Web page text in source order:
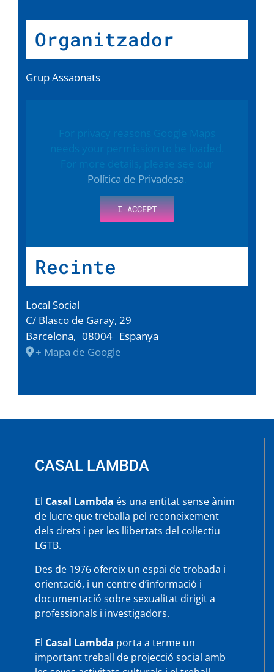
Organitzador
Grup Assaonats
Recinte
Local Social
C/ Blasco de Garay, 29
Barcelona, 08004 Espanya
+ Mapa de Google
For privacy reasons Google Maps
needs your permission to be loaded.
For more details, please see our
Política de Privadesa
I ACCEPT
CASAL LAMBDA
El Casal Lambda és una entitat sense ànim
de lucre que treballa pel reconeixement
dels drets i per les llibertats del col·lectiu
LGTB.
Des de 1976 ofereix un espai de trobada i
orientació, i un centre d’informació i
documentació sobre sexualitat dirigit a
professionals i investigadors.
El Casal Lambda porta a terme un
important treball de projecció social amb